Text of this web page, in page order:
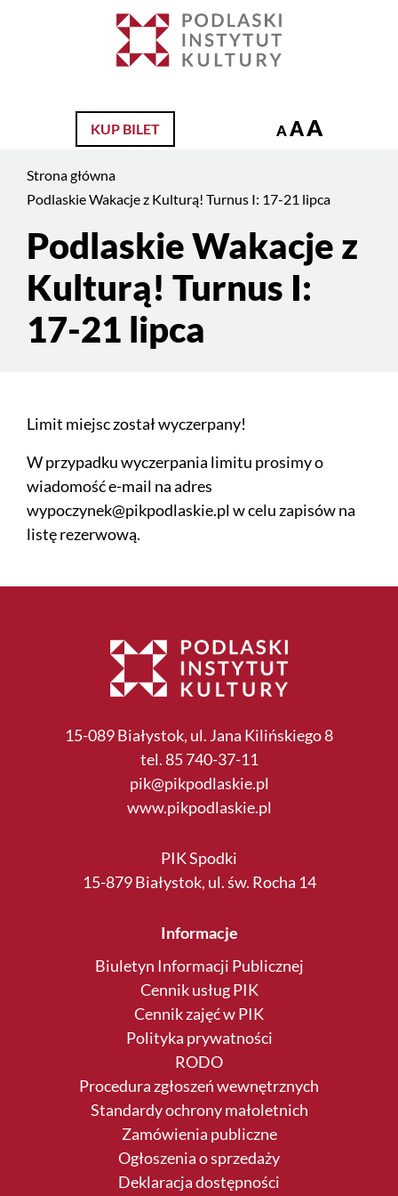
Turnus
lipca
KUP BILET AAA
Strona główna
Podlaskie Wakacje z Kulturą! Turnus I: 17-21 lipca
Treść
stronyPodlaskie Wakacje z
Kulturą! Turnus I:
17-21 lipca
Limit miejsc został wyczerpany!
W przypadku wyczerpania limitu prosimy o
wiadomość e-mail na adres
wypoczynek@pikpodlaskie.pl w celu zapisów na
listę rezerwową.
15-089 Białystok, ul. Jana Kilińskiego 8
tel. 85 740-37-11
pik@pikpodlaskie.pl
www.pikpodlaskie.pl
PIK Spodki
15-879 Białystok, ul. św. Rocha 14
Informacje
Biuletyn Informacji Publicznej
Cennik usług PIK
Cennik zajęć w PIK
Polityka prywatności
RODO
Procedura zgłoszeń wewnętrznych
Standardy ochrony małoletnich
Zamówienia publiczne
Ogłoszenia o sprzedaży
Deklaracja dostępności